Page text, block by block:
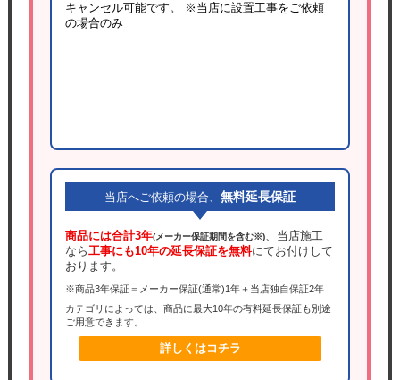
キャンセル可能です。
※当店に設置工事をご依頼
の場合のみ
当店へご依頼の場合、 無料延長保証
商品には合計3年(メーカー保証期間を含む※)、当店施工
なら工事にも10年の延長保証を無料にてお付けして
おります。
※商品3年保証＝メーカー保証(通常)1年＋当店独自保証2年
カテゴリによっては、商品に最大10年の有料延長保証も別途
ご用意できます。
詳しくはコチラ